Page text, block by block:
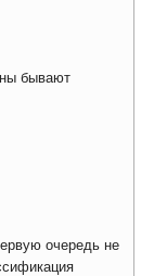
бывают
очередь не